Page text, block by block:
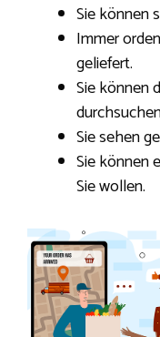
Sie können
Immer
geliefert.
Sie können
Sie sehen
Sie können
Sie wollen.